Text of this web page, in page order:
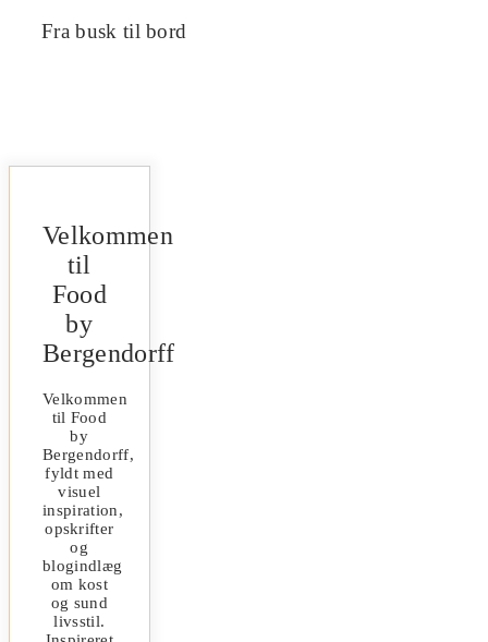
Fra busk til bord
Velkommen
til
Food
by
Bergendorff
Velkommen
til Food
by
Bergendorff,
fyldt med
visuel
inspiration,
opskrifter
og
blogindlæg
om kost
og sund
livsstil.